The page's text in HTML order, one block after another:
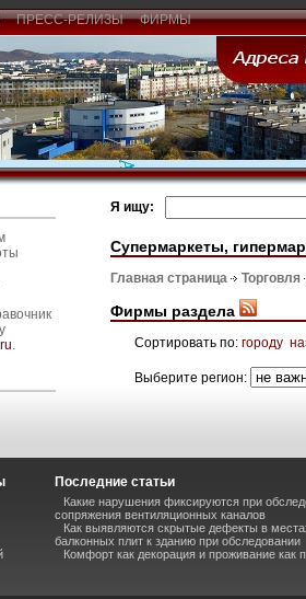
ПРЕСС-РЕЛИЗЫ ФИРМЫ
.
Я ищу:
Супермаркеты,
Главная страница Торговля
Фирмы раздела
Сортировать по: городу
Выберите регион:
Последние статьи
Какие нарушения фиксируются при
сопряжения вентиляционных каналов
Как выявляются скрытые дефекты в
балконных плит к зданию при обследовании
Комфорт как декорация и проживание как